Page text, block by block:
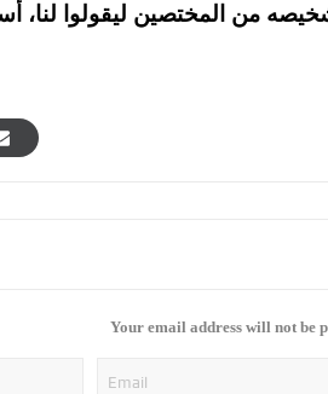
من المختصين ليقولوا لنا،
Your email address will not be